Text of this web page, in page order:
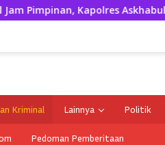
Kapolres Askhabul Kahfi
Kriminal Lainnya Politik
Pedoman Pemberitaan